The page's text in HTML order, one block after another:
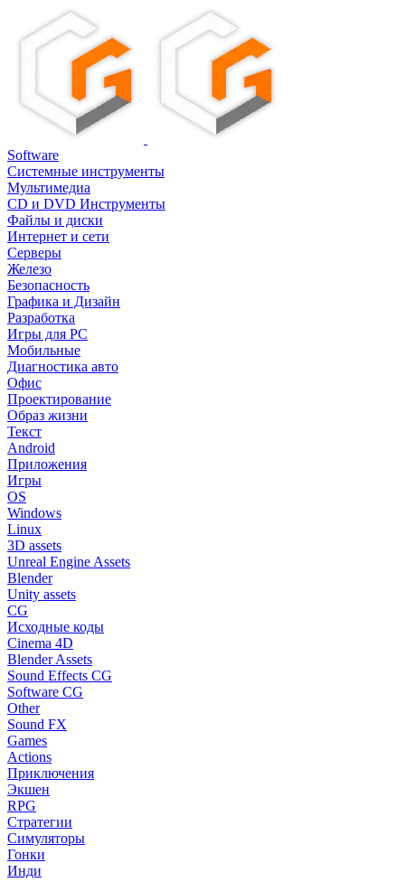
Software
Системные инструменты
Мультимедиа
CD и DVD Инструменты
Файлы и диски
Интернет и сети
Серверы
Железо
Безопасность
Графика и Дизайн
Разработка
Игры для PC
Мобильные
Диагностика авто
Офис
Проектирование
Образ жизни
Текст
Android
Приложения
Игры
OS
Windows
Linux
3D assets
Unreal Engine Assets
Blender
Unity assets
CG
Исходные коды
Cinema 4D
Blender Assets
Sound Effects CG
Software CG
Other
Sound FX
Games
Actions
Приключения
Экшен
RPG
Стратегии
Симуляторы
Гонки
Инди